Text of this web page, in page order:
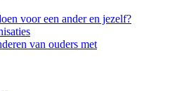
voor een ander en jezelf?
van ouders met